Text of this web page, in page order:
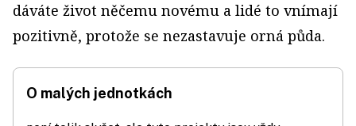
dáváte život něčemu novému a lidé to vnímají
pozitivně, protože se nezastavuje orná půda.
O malých jednotkách